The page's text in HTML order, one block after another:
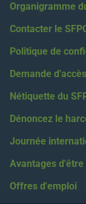
Organigramme
Contacter le
Politique de
Demande
Nétiquette du
Dénoncez le
Journée
Avantages
Offres d'emploi